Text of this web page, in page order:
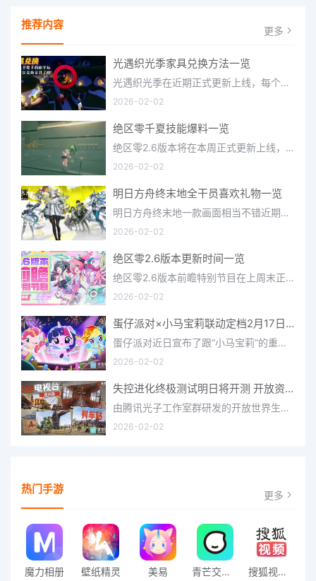
推荐内容 更多
光遇织光季家具兑换方法一览
光遇织光季在近期正式更新上线，每个季节都有着许多全新内容和资讯可以让你来体验，不少刚体验的小伙伴想要知道
2026-02-02
绝区零千夏技能爆料一览
绝区零2.6版本将在本周正式更新上线，上周的前瞻直播官方给玩家们带来关于最新版本的卡池信息和相关活动内容，
2026-02-02
明日方舟终末地全干员喜欢礼物一览
明日方舟终末地一款画面相当不错近期非常火爆的大型二次元冒险游戏，这里有相当多好看的干员可以让你来抽取并
2026-02-02
绝区零2.6版本更新时间一览
绝区零2.6版本前瞻特别节目在上周末正式播出，官方给玩家们带来了许多关于最新版本的相关资讯和上线时间，不少
2026-02-02
蛋仔派对×小马宝莉联动定档2月17日 联动外观将登场
蛋仔派对近日宣布了跟“小马宝莉”的重磅联动！并且时间定档在了2月17日，此次联动将会上新很多外观，各种小马宝
2026-02-02
失控进化终极测试明日将开测 开放资格预下载已开启
由腾讯光子工作室群研发的开放世界生存进化手游《失控进化》宣布，终极测试将于明日正式开启，目前测试资格预下
2026-02-02
热门手游 更多
魔力相册 壁纸精灵 美易 青芒交友软件官方版2021 v1.3 搜狐视频app免费送会员下载安装到手机 v8.8.5